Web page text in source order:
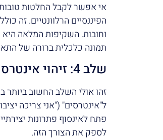
אי אפשר לקבל החלטות
הפיננסיים הרלוונטיים. זה
וחובות. השקיפות המלאה
תמונה כלכלית ברורה של
שלב 4: זיהוי אינטרסים וצרכים אמיתיים
זהו אולי השלב החשוב ביותר
ל"אינטרסים" ("אני צריכה
פתח לאינסוף פתרונות
לספק את הצורך הזה.